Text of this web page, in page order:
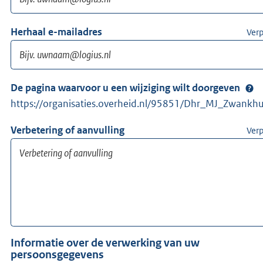
Herhaal e-mailadres
De pagina waarvoor u een wijziging wilt doorgeven
https://organisaties.overheid.nl/95851/
Verbetering of aanvulling
Informatie over de verwerking van uw
persoonsgegevens